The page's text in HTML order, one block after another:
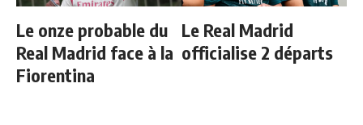
Le onze probable du
Real Madrid face à la
Fiorentina
Le Real Madrid
officialise 2 départs